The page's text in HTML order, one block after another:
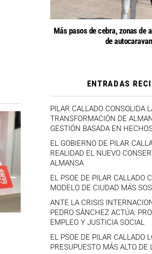
Más pasos de cebra, zonas de
de
ENTRADAS
PILAR CALLADO CONSOLIDA
TRANSFORMACIÓN DE
GESTIÓN BASADA EN
EL GOBIERNO DE PILAR
REALIDAD EL NUEVO
ALMANSA
EL PSOE DE PILAR CALLADO
MODELO DE CIUDAD MÁS
ANTE LA CRISIS
PEDRO SÁNCHEZ ACTÚA:
EMPLEO Y JUSTICIA SOCIAL
EL PSOE DE PILAR CALLADO
PRESUPUESTO MÁS ALTO DE